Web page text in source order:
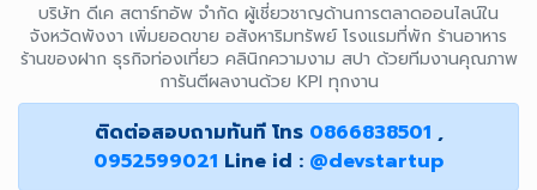
บริษัท ดีเค สตาร์ทอัพ จำกัด ผู้เชี่ยวชาญด้านการตลาดออนไลน์ใน
จังหวัดพังงา เพิ่มยอดขาย อสังหาริมทรัพย์ โรงแรมที่พัก ร้านอาหาร
ร้านของฝาก ธุรกิจท่องเที่ยว คลินิกความงาม สปา ด้วยทีมงานคุณภาพ
การันตีผลงานด้วย KPI ทุกงาน
ติดต่อสอบถามทันที โทร 0866838501 ,
0952599021 Line id : @devstartup